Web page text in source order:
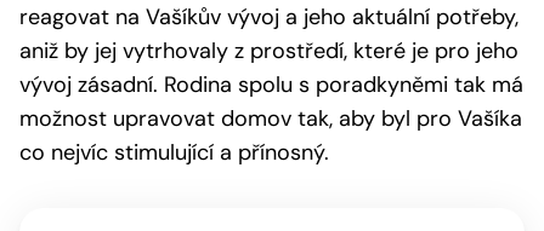
reagovat na Vašíkův vývoj a jeho aktuální potřeby,
aniž by jej vytrhovaly z prostředí, které je pro jeho
vývoj zásadní. Rodina spolu s poradkyněmi tak má
možnost upravovat domov tak, aby byl pro Vašíka
co nejvíc stimulující a přínosný.